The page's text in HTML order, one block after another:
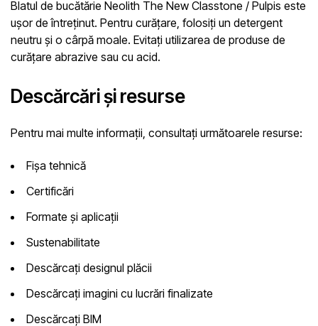
Blatul de bucătărie Neolith The New Classtone / Pulpis este
ușor de întreținut. Pentru curățare, folosiți un detergent
neutru și o cârpă moale. Evitați utilizarea de produse de
curățare abrazive sau cu acid.
Descărcări și resurse
Pentru mai multe informații, consultați următoarele resurse:
Fișa tehnică
Certificări
Formate și aplicații
Sustenabilitate
Descărcați designul plăcii
Descărcați imagini cu lucrări finalizate
Descărcați BIM